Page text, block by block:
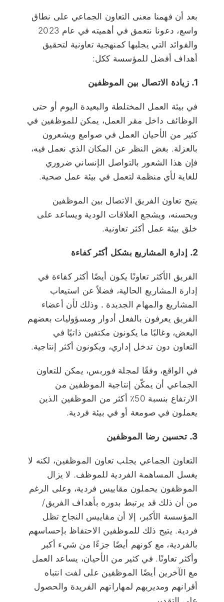
بعد أن فهمنا معنى التعاون الجماعي على نطاق
واسع، دعونا نتعمق في أهميته في عام 2023
والفوائد التي يجلبها كمنهجية تعاونية لتحقيق
أهداف أفضل للمؤسسة ككل:
1. زيادة الاتصال بين الموظفين
في بيئة العمل المختلطة والبعيدة اليوم أو حتى
الوظائف داخل مقر العمل، يمكن للموظفين في
كثير من الأحيان العمل في صوامع ويشعرون
بالعزلة. بغض النظر عن المكان الذي نعمل فيه،
فإن هذا الشعور بالتواصل الإنساني ضروري
للغاية لأي منظمة لتعمل في بيئة عمل صحية.
يتيح تعاون الفريق الاتصال بين الموظفين
ويحسنه، ويشجع العلاقات الودية ويساعد على
خلق بيئة عمل أكثر تعاونية.
2. إدارة المشاريع بشكل أكثر كفاءة
الفريق الأكثر تعاونًا يكون أيضًا أكثر كفاءة في
إدارة المشاريع الحالية، فضلاً عن استيعاب
المشاريع والمهام الجديدة . وذلك لأن أعضاء
الفريق يعرفون بالفعل أدوار ومسؤوليات بعضهم
البعض، وغالبًا ما يكونون مكتفين ذاتيًا في
التعاون دون تدخل إداري، ويكونون أكثر إنتاجية.
في الواقع، وفقًا لمجلة فوربس، يمكن للتعاون
الجماعي أن يمكّن إنتاجية الموظفين من
الارتفاع بنسبة 50٪ أكثر من الموظفين الذين
يعملون في صومعة أو في بيئة فردية.
3. تحسين رضا الموظفين
التعاون الجماعي يجلب تعاون الموظفين، لكنه لا
يغسل المساهمة الفردية للموظف. لا يزال
الموظفون يحملون مقاييس فردية، وعلى الرغم
من أن ذلك قد يرتبط بدوره بأهداف الفريق/
المؤسسة الأكبر، إلا أن مقاييس النجاح تظل
فردية. يتيح ذلك للموظفين الاحتفاظ بإحساسهم
بالفردية، مع كونهم أيضًا جزءًا من شيء أكبر
وأكثر تعاونًا. في كثير من الأحيان، يساعد العمل
مع الآخرين أيضًا الموظفين على لفت انتباه
أقرانهم ومديريهم لمهاراتهم الفريدة والحصول